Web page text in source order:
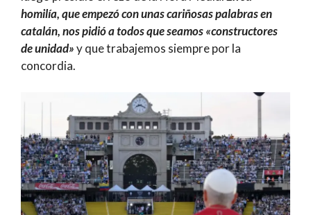
homilía, que empezó con unas cariñosas palabras en
catalán, nos pidió a todos que seamos «constructores
de unidad»y que trabajemos siempre por la
concordia.